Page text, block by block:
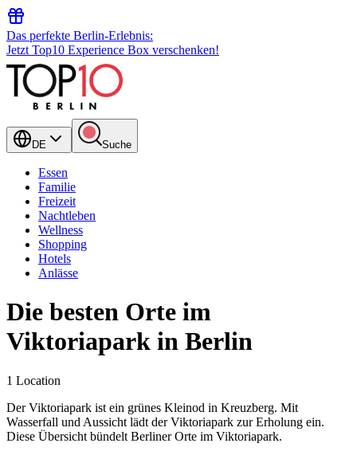
Das perfekte Berlin-Erlebnis:
Jetzt Top10 Experience Box verschenken!
DE Suche
Essen
Familie
Freizeit
Nachtleben
Wellness
Shopping
Hotels
Anlässe
Die besten Orte im
Viktoriapark in Berlin
1 Location
Der Viktoriapark ist ein grünes Kleinod in Kreuzberg. Mit
Wasserfall und Aussicht lädt der Viktoriapark zur Erholung ein.
Diese Übersicht bündelt Berliner Orte im Viktoriapark.